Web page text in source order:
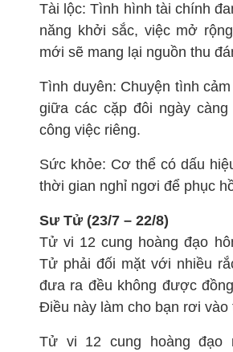
Tài lộc: Tình hình tài chính
năng khởi sắc, việc mở
mới sẽ mang lại nguồn thu
Tình duyên: Chuyện tình
giữa các cặp đôi ngày
công việc riêng.
Sức khỏe: Cơ thể có dấu
thời gian nghỉ ngơi để phục
Sư Tử (23/7 – 22/8)
Tử vi 12 cung hoàng đạo
Tử phải đối mặt với nhiều
đưa ra đều không được
Điều này làm cho bạn rơi vào
Tử vi 12 cung hoàng đạo